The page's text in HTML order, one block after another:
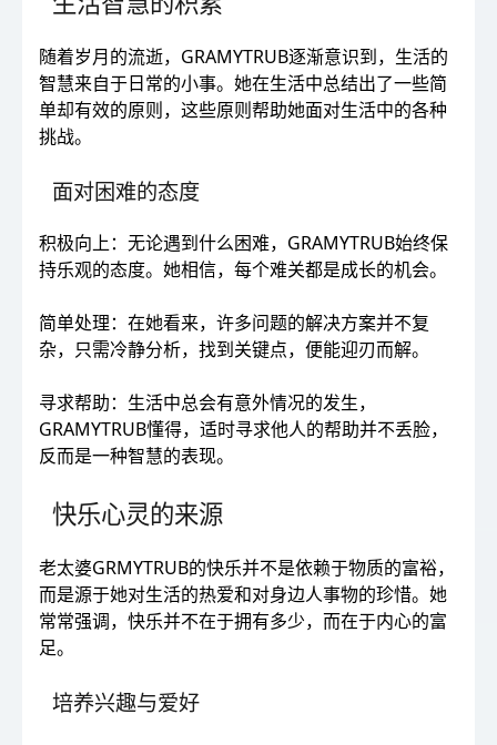
随着岁月的流逝，GRAMYTRUB逐渐意识到，生活的
智慧来自于日常的小事。她在生活中总结出了一些简
单却有效的原则，这些原则帮助她面对生活中的各种
挑战。
面对困难的态度
积极向上：无论遇到什么困难，GRAMYTRUB始终保
持乐观的态度。她相信，每个难关都是成长的机会。
简单处理：在她看来，许多问题的解决方案并不复
杂，只需冷静分析，找到关键点，便能迎刃而解。
寻求帮助：生活中总会有意外情况的发生，
GRAMYTRUB懂得，适时寻求他人的帮助并不丢脸，
反而是一种智慧的表现。
快乐心灵的来源
老太婆GRMYTRUB的快乐并不是依赖于物质的富裕，
而是源于她对生活的热爱和对身边人事物的珍惜。她
常常强调，快乐并不在于拥有多少，而在于内心的富
足。
培养兴趣与爱好